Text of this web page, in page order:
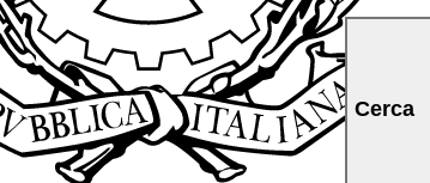
della scuola
Cerca